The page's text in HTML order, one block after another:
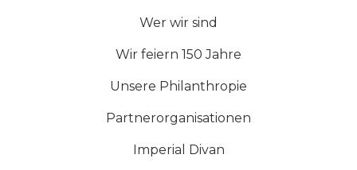
Wer wir sind
Wir feiern 150 Jahre
Unsere Philanthropie
Partnerorganisationen
Imperial Divan